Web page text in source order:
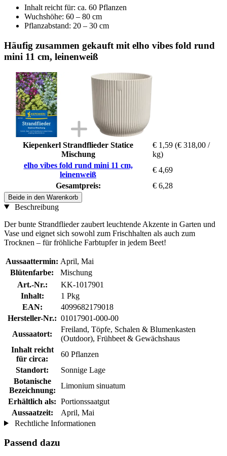
Inhalt reicht für: ca. 60 Pflanzen
Wuchshöhe: 60 – 80 cm
Pflanzabstand: 20 – 30 cm
Häufig zusammen gekauft mit elho vibes fold rund
mini 11 cm, leinenweiß
Kiepenkerl Strandflieder Statice
Mischung
€ 1,59 (€ 318,00 /
kg)
elho vibes fold rund mini 11 cm,
leinenweiß
€ 4,69
Gesamtpreis:
€ 6,28
Beide in den Warenkorb
Beschreibung
Der bunte Strandflieder zaubert leuchtende Akzente in Garten und
Vase und eignet sich sowohl zum Frischhalten als auch zum
Trocknen – für fröhliche Farbtupfer in jedem Beet!
Aussaattermin: April, Mai
Blütenfarbe:
Mischung
Art.-Nr.:
KK-1017901
Inhalt:
1 Pkg
EAN:
4099682179018
Hersteller-Nr.: 01017901-000-00
Aussaatort:
Freiland, Töpfe, Schalen & Blumenkasten
(Outdoor), Frühbeet & Gewächshaus
Inhalt reicht
für circa:
60 Pflanzen
Standort:
Sonnige Lage
Botanische
Bezeichnung:
Limonium sinuatum
Erhältlich als: Portionssaatgut
Aussaatzeit:
April, Mai
Rechtliche Informationen
Passend dazu